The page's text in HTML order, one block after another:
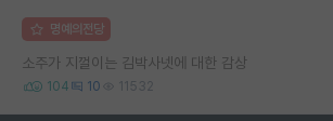
명예의전당
소주가 지껄이는 김박사넷에 대한 감상
104 10 11532